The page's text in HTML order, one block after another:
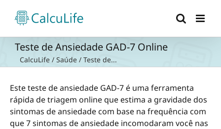
para
conteúdo
Teste de Ansiedade GAD-7 Online
CalcuLife / Saúde / Teste de...
Este teste de ansiedade GAD-7 é uma ferramenta
rápida de triagem online que estima a gravidade dos
sintomas de ansiedade com base na frequência com
que 7 sintomas de ansiedade incomodaram você nas